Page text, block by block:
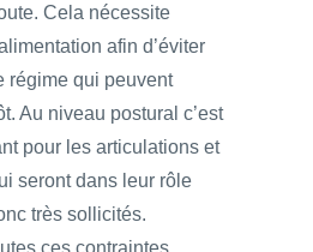
Cela nécessite
afin d’éviter
régime qui peuvent
Au niveau postural c’est
pour les articulations et
seront dans leur rôle
très sollicités.
ces contraintes